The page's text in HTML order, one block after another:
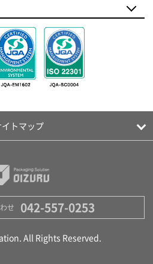
イトマップ
せ 042-557-0253
All Rights Reserved.